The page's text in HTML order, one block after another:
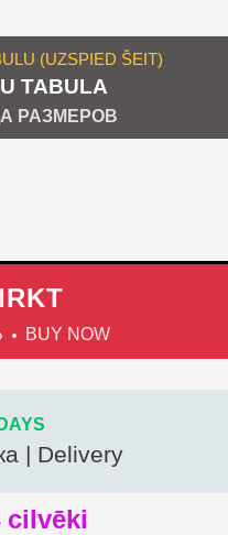
(UZSPIED ŠEIT)
TABULA
РАЗМЕРОВ
BUY NOW
| Delivery
cilvēki